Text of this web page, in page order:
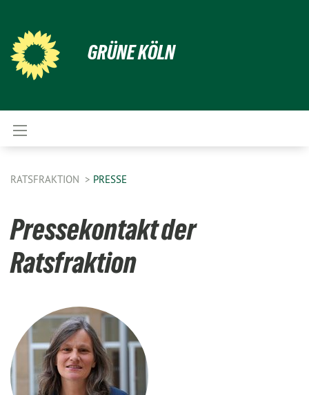
GRÜNE KÖLN
RATSFRAKTION PRESSE
Pressekontakt der
Ratsfraktion